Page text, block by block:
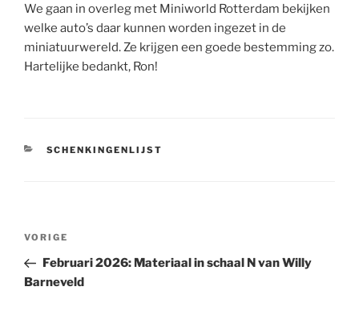
We gaan in overleg met Miniworld Rotterdam bekijken
welke auto’s daar kunnen worden ingezet in de
miniatuurwereld. Ze krijgen een goede bestemming zo.
Hartelijke bedankt, Ron!
CATEGORIEËN
SCHENKINGENLIJST
Bericht
Vorig
bericht
VORIGE
Februari 2026: Materiaal in schaal N van Willy
Barneveld